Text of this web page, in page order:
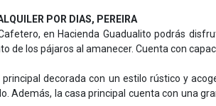
POR DIAS, PEREIRA
en Hacienda Guadualito podrás
de los pájaros al amanecer. Cuenta con
decorada con un estilo rústico y
Además, la casa principal cuenta con una